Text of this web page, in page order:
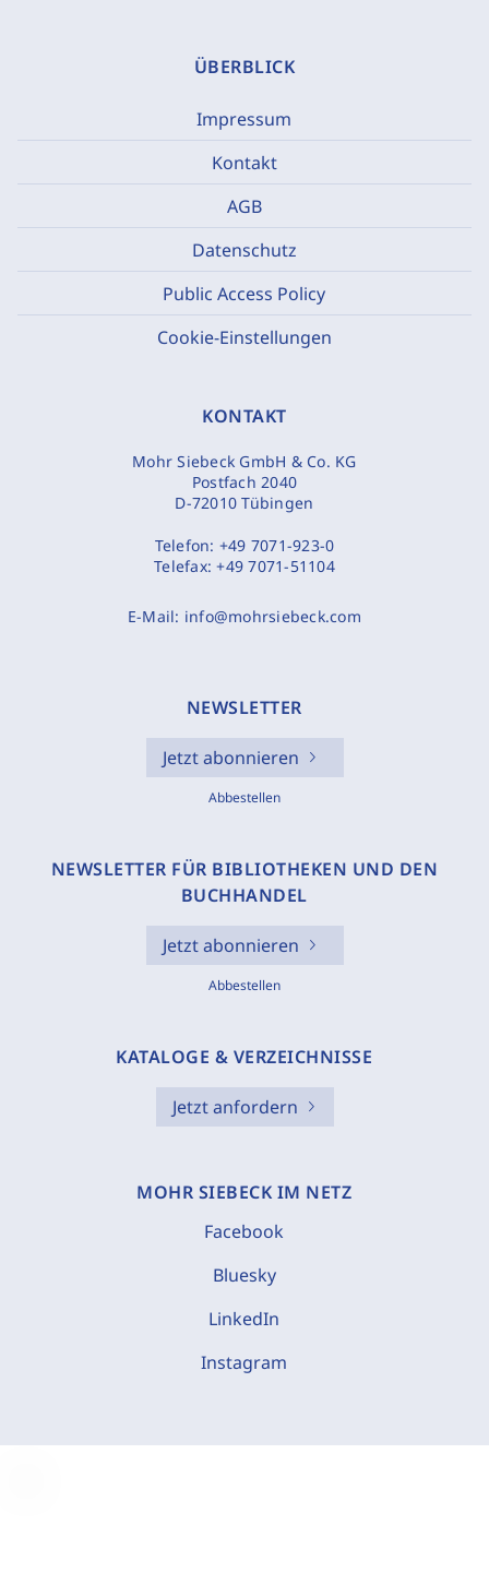
ÜBERBLICK
Impressum
Kontakt
AGB
Datenschutz
Public Access Policy
Cookie-Einstellungen
KONTAKT
Mohr Siebeck GmbH & Co. KG
Postfach 2040
D-72010 Tübingen
Telefon: +49 7071-923-0
Telefax:+49 7071-51104
E-Mail: info@mohrsiebeck.com
NEWSLETTER
Jetzt abonnieren
Abbestellen
NEWSLETTER FÜR BIBLIOTHEKEN UND DEN
BUCHHANDEL
Jetzt abonnieren
Abbestellen
KATALOGE & VERZEICHNISSE
Jetzt anfordern
MOHR SIEBECK IM NETZ
Facebook
Bluesky
LinkedIn
Instagram